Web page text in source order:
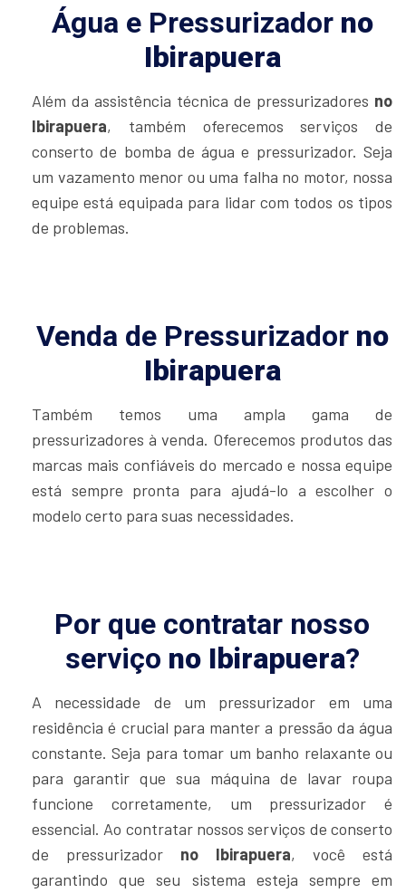
Água e Pressurizador no
Ibirapuera
Além da assistência técnica de pressurizadores no
Ibirapuera, também oferecemos serviços de
conserto de bomba de água e pressurizador. Seja
um vazamento menor ou uma falha no motor, nossa
equipe está equipada para lidar com todos os tipos
de problemas.
Venda de Pressurizador no
Ibirapuera
Também temos uma ampla gama de
pressurizadores à venda. Oferecemos produtos das
marcas mais confiáveis do mercado e nossa equipe
está sempre pronta para ajudá-lo a escolher o
modelo certo para suas necessidades.
Por que contratar nosso
serviço no Ibirapuera?
A necessidade de um pressurizador em uma
residência é crucial para manter a pressão da água
constante. Seja para tomar um banho relaxante ou
para garantir que sua máquina de lavar roupa
funcione corretamente, um pressurizador é
essencial. Ao contratar nossos serviços de conserto
de pressurizador no Ibirapuera, você está
garantindo que seu sistema esteja sempre em